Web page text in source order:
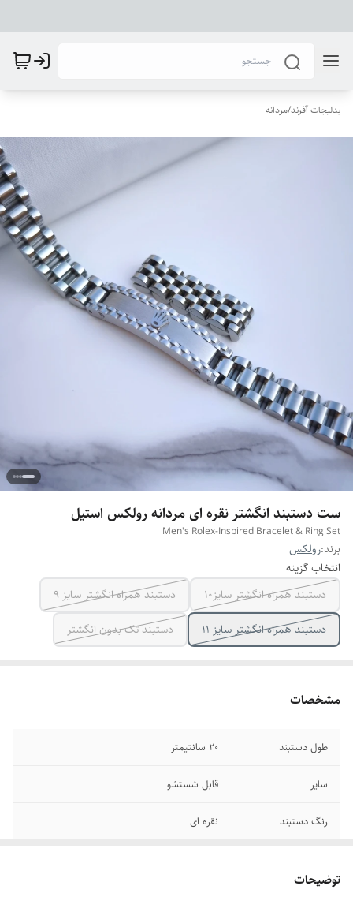
بدلیجات آفرند/مردانه
ست دستبند انگشتر نقره ای مردانه رولکس استیل
Men's Rolex-Inspired Bracelet & Ring Set
برند:رولکس
انتخاب گزینه
دستبند همراه انگشتر سایز10
دستبند همراه انگشتر سایز ۹
دستبند همراه انگشتر سایز ۱۱
دستبند تک بدون انگشتر
مشخصات
طول دستبند ۲۰ سانتیمتر
سایر قابل شستشو
رنگ دستبند نقره ای
توضیحات